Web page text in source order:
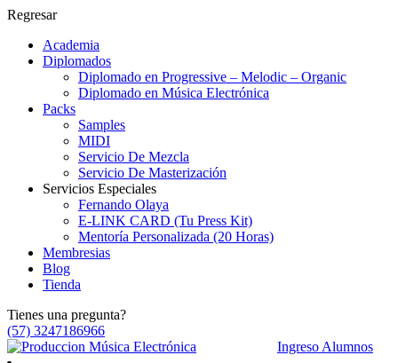
Regresar
Academia
Diplomados
Diplomado en Progressive – Melodic – Organic
Diplomado en Música Electrónica
Packs
Samples
MIDI
Servicio De Mezcla
Servicio De Masterización
Servicios Especiales
Fernando Olaya
E-LINK CARD (Tu Press Kit)
Mentoría Personalizada (20 Horas)
Membresias
Blog
Tienda
Tienes una pregunta?
(57) 3247186966
Ingreso Alumnos